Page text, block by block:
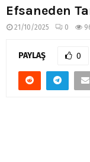
Efsaneden
21/10/2025 0
PAYLAŞ 0